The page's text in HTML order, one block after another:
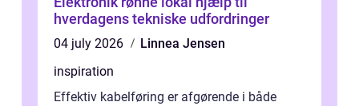
hverdagens tekniske udfordringer
04 july 2026
Linnea Jensen
inspiration
Effektiv kabelføring er afgørende i både